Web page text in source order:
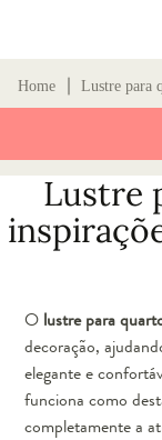
Home Lustre para
Lustre
O lustre para
decoração,
elegante e
funciona como
completamente a